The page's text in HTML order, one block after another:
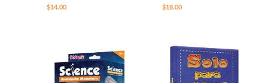
$14.00 $18.00